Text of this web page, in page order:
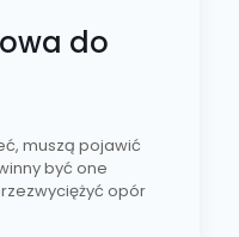
do
muszą pojawić
być one
opór